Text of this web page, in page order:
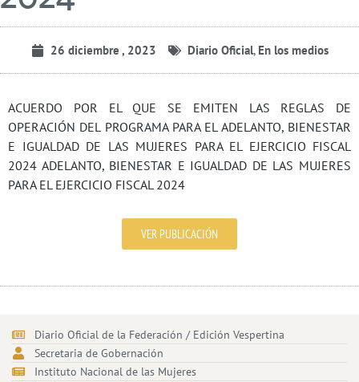
26 diciembre , 2023 Diario Oficial, En los medios
ACUERDO POR EL QUE SE EMITEN LAS REGLAS DE
OPERACIÓN DEL PROGRAMA PARA EL ADELANTO, BIENESTAR
E IGUALDAD DE LAS MUJERES PARA EL EJERCICIO FISCAL
2024 ADELANTO, BIENESTAR E IGUALDAD DE LAS MUJERES
PARA EL EJERCICIO FISCAL 2024
VER PUBLICACIÓN
Diario Oficial de la Federación / Edición Vespertina
Secretaria de Gobernación
Instituto Nacional de las Mujeres